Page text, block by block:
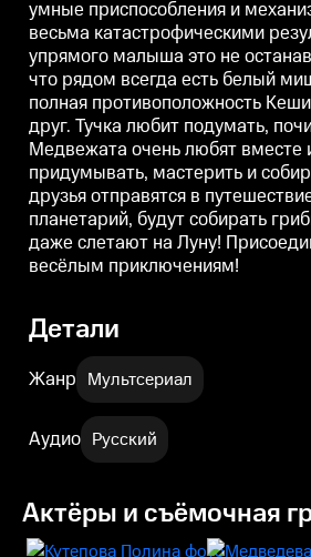
подумать, почитать, помечтать…
Медвежата очень любят вместе
играть, петь, придумывать,
мастерить и собирать шишки. А
ещё друзья отправятся в
путешествие, построят
планетарий, будут собирать
грибы и ловить рыбу и даже
слетают на Луну!
Присоединяйся к их весёлым
приключениям!
ещё
грибы
умные приспособления и
весьма катастрофическими
упрямого малыша это не
что рядом всегда есть белый
полная противоположность
друг. Тучка любит подумать,
Медвежата очень любят вместе
придумывать, мастерить и
друзья отправятся в
планетарий, будут собирать
даже слетают на Луну!
весёлым приключениям!
Детали
Жанр Мультсериал
Аудио Русский
Актёры и съёмочная